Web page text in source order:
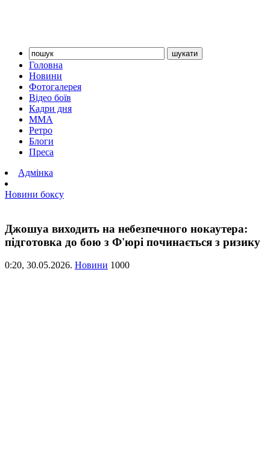
Головна
Новини
Фотогалерея
Відео боїв
Кадри дня
ММА
Ретро
Блоги
Преса
Адмінка
Новини боксу
Джошуа виходить на небезпечного нокаутера:
підготовка до бою з Ф'юрі починається з ризику
0:20, 30.05.2026. Новини 1000